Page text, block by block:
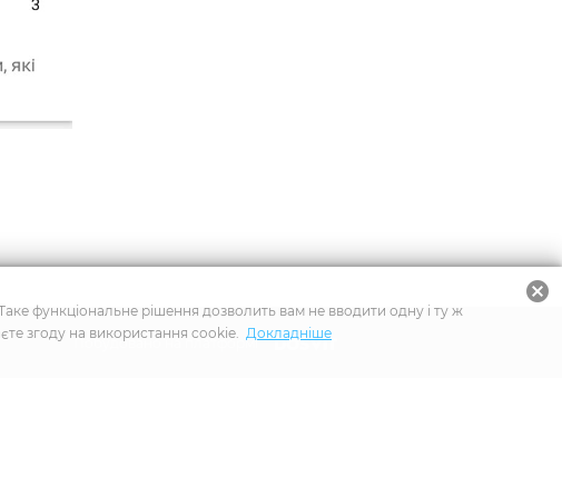
Побудовано на платформі
функціональне рішення дозволить вам не вводити одну і ту ж
згоду на використання cookie. Докладніше
cancel